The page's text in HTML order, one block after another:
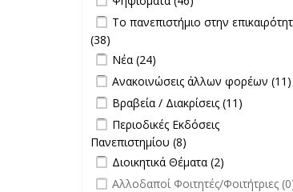
filter
Apply Το πανεπιστήμιο στην
επικαιρότητα filter
Το πανεπιστήμιο στην
(38)
επικαιρότητα filter
Apply Νέα filter
Νέα (24)
Apply Ανακοινώσεις άλλων
filter
Ανακοινώσεις άλλων φορέων (11)
Apply Βραβεία / Διακρίσεις filter
Βραβεία / Διακρίσεις (11)
Apply Περιοδικές Εκδόσεις
Πανεπιστημίου filter
Περιοδικές Εκδόσεις
Πανεπιστημίου (8)
Εκδόσεις
Πανεπιστημίου filter
Apply Διοικητικά Θέματα filter
Διοικητικά Θέματα (2)
undefined
Αλλοδαποί Φοιτητές/Φοιτήτριες